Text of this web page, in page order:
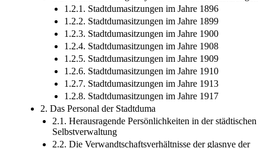
1.2. Teilnahme der glasnye an den Stadtdumasitzungen
1.2.1. Stadtdumasitzungen im Jahre 1896
1.2.2. Stadtdumasitzungen im Jahre 1899
1.2.3. Stadtdumasitzungen im Jahre 1900
1.2.4. Stadtdumasitzungen im Jahre 1908
1.2.5. Stadtdumasitzungen im Jahre 1909
1.2.6. Stadtdumasitzungen im Jahre 1910
1.2.7. Stadtdumasitzungen im Jahre 1913
1.2.8. Stadtdumasitzungen im Jahre 1917
2. Das Personal der Stadtduma
2.1. Herausragende Persönlichkeiten in der städtischen
Selbstverwaltung